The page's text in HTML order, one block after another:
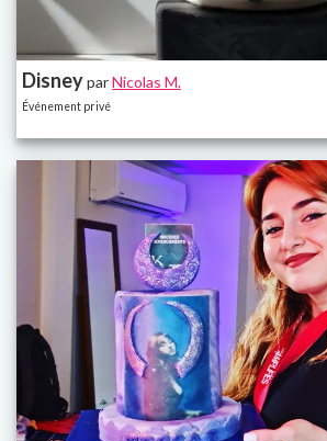
DisneyparNicolas M.
Événement privé